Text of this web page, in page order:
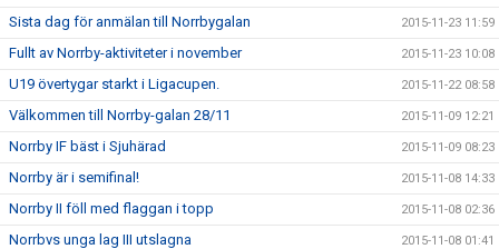
Sista dag för anmälan till Norrbygalan 2015-11-23 11:59
Fullt av Norrby-aktiviteter i november 2015-11-23 10:08
U19 övertygar starkt i Ligacupen. 2015-11-22 08:58
Välkommen till Norrby-galan 28/11 2015-11-09 12:21
Norrby IF bäst i Sjuhärad 2015-11-09 08:23
Norrby är i semifinal! 2015-11-08 14:33
Norrby II föll med flaggan i topp 2015-11-08 02:36
Norrbvs unga lag III utslagna 2015-11-08 01:41